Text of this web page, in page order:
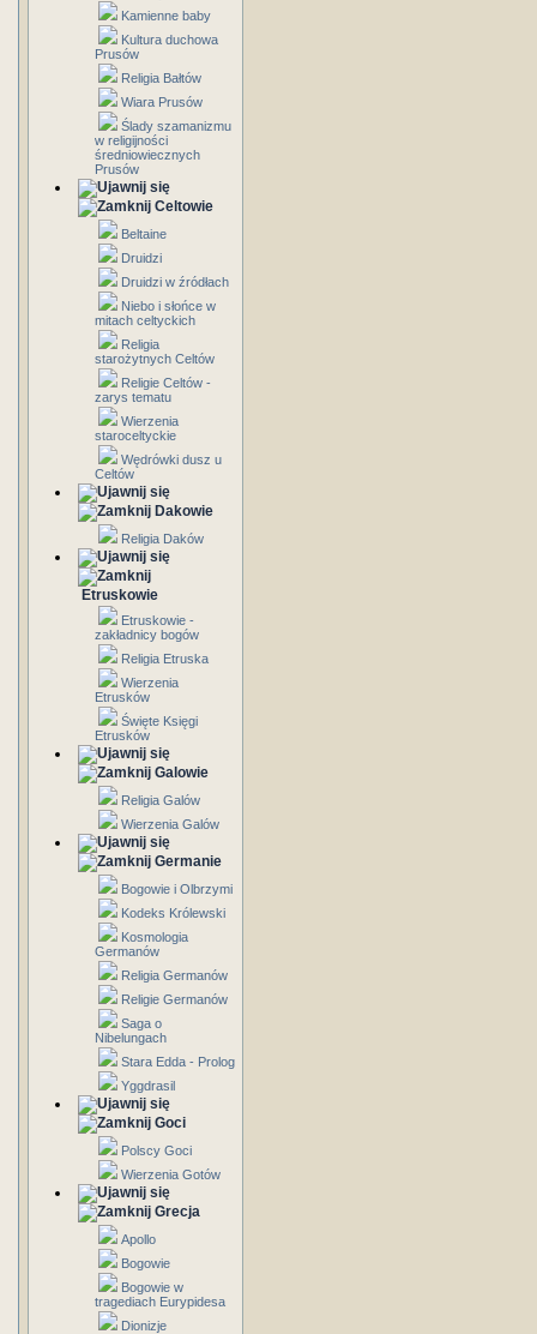
Kamienne baby
Kultura duchowa
Prusów
Religia Bałtów
Wiara Prusów
Ślady szamanizmu
w religijności
średniowiecznych
Prusów
Celtowie
Beltaine
Druidzi
Druidzi w źródłach
Niebo i słońce w
mitach celtyckich
Religia
starożytnych Celtów
Religie Celtów -
zarys tematu
Wierzenia
staroceltyckie
Wędrówki dusz u
Celtów
Dakowie
Religia Daków
Etruskowie
Etruskowie -
zakładnicy bogów
Religia Etruska
Wierzenia
Etrusków
Święte Księgi
Etrusków
Galowie
Religia Galów
Wierzenia Galów
Germanie
Bogowie i Olbrzymi
Kodeks Królewski
Kosmologia
Germanów
Religia Germanów
Religie Germanów
Saga o
Nibelungach
Stara Edda - Prolog
Yggdrasil
Goci
Polscy Goci
Wierzenia Gotów
Grecja
Apollo
Bogowie
Bogowie w
tragediach Eurypidesa
Dionizje